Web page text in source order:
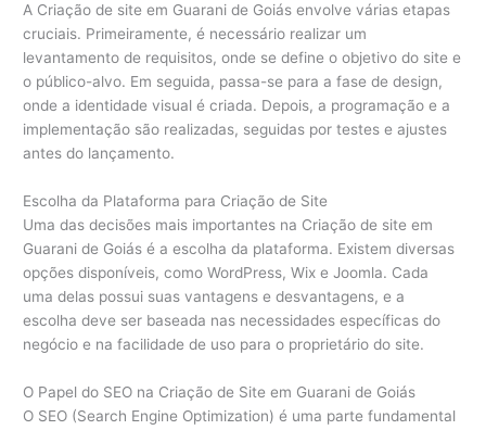
A Criação de site em Guarani de Goiás envolve várias etapas
cruciais. Primeiramente, é necessário realizar um
levantamento de requisitos, onde se define o objetivo do site e
o público-alvo. Em seguida, passa-se para a fase de design,
onde a identidade visual é criada. Depois, a programação e a
implementação são realizadas, seguidas por testes e ajustes
antes do lançamento.
Escolha da Plataforma para Criação de Site
Uma das decisões mais importantes na Criação de site em
Guarani de Goiás é a escolha da plataforma. Existem diversas
opções disponíveis, como WordPress, Wix e Joomla. Cada
uma delas possui suas vantagens e desvantagens, e a
escolha deve ser baseada nas necessidades específicas do
negócio e na facilidade de uso para o proprietário do site.
O Papel do SEO na Criação de Site em Guarani de Goiás
O SEO (Search Engine Optimization) é uma parte fundamental